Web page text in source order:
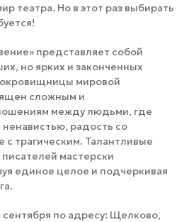
театра. Но в этот раз выбирать
представляет собой
но ярких и законченных
мировой
сложным и
между людьми, где
радость со
с трагическим. Талантливые
мастерски
единое целое и подчеркивая
сентября по адресу: Щелково,